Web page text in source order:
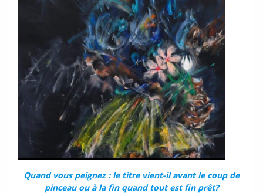
Quand vous peignez : le titre vient-il avant le coup de
pinceau ou à la fin quand tout est fin prêt?